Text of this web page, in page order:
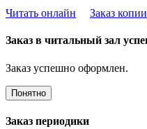
Читать онлайн
Заказ
Заказ в читальный зал
Заказ успешно оформлен.
Понятно
Заказ периодики